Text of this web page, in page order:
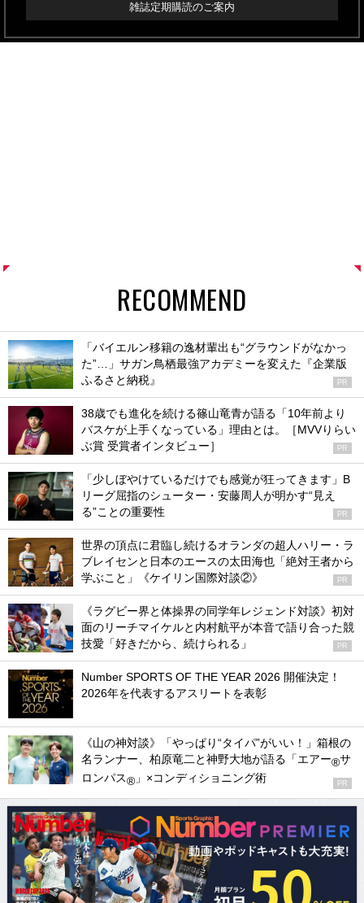
雑誌定期購読のご案内
RECOMMEND
「バイエルン移籍の逸材輩出も“グラウンドがなかっ
た”…」サガン鳥栖最強アカデミーを変えた『企業版
ふるさと納税』
PR
38歳でも進化を続ける篠山竜青が語る「10年前より
バスケが上手くなっている」理由とは。［MVVりらい
ぶ賞 受賞者インタビュー］
PR
「少しぼやけているだけでも感覚が狂ってきます」B
リーグ屈指のシューター・安藤周人が明かす“見え
る”ことの重要性
PR
世界の頂点に君臨し続けるオランダの超人ハリー・ラ
ブレイセンと日本のエースの太田海也「絶対王者から
学ぶこと」《ケイリン国際対談②》
PR
《ラグビー界と体操界の同学年レジェンド対談》初対
面のリーチマイケルと内村航平が本音で語り合った競
技愛「好きだから、続けられる」
PR
Number SPORTS OF THE YEAR 2026 開催決定！
2026年を代表するアスリートを表彰
《山の神対談》「やっぱり“タイパ”がいい！」箱根の
名ランナー、柏原竜二と神野大地が語る「エアー®サ
ロンパス® 」×コンディショニング術 PR